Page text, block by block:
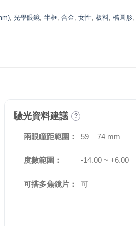
光學眼鏡 半框 合金 女性 板料 橢圓形
驗光資料建議 ?
兩眼瞳距範圍： 59 – 74 mm
度數範圍： -14.00 ~ +6.00
可搭多焦鏡片： 可